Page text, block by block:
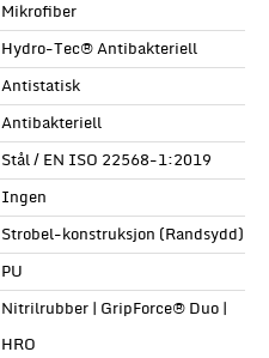
Mikrofiber
Hydro-Tec® Antibakteriell
Antistatisk
Antibakteriell
Stål / EN ISO 22568-1:2019
Ingen
Strobel-konstruksjon (Randsydd)
PU
Nitrilrubber | GripForce® Duo |
HRO